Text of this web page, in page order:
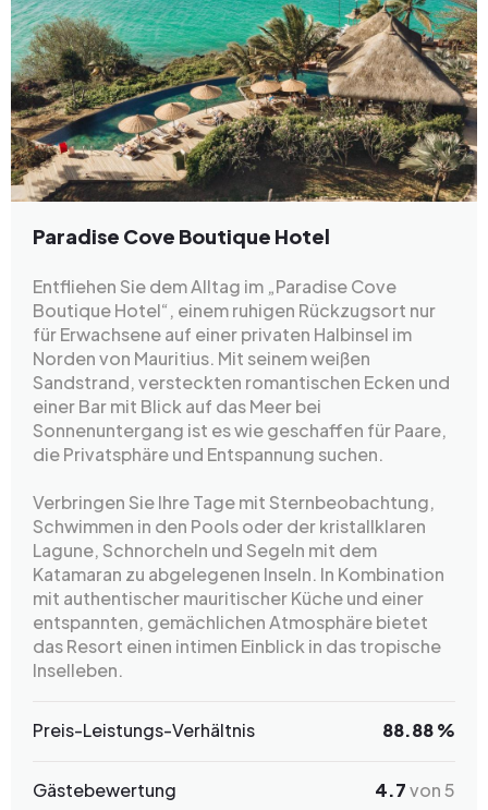
Paradise Cove Boutique Hotel
Entfliehen Sie dem Alltag im „Paradise Cove
Boutique Hotel“, einem ruhigen Rückzugsort nur
für Erwachsene auf einer privaten Halbinsel im
Norden von Mauritius. Mit seinem weißen
Sandstrand, versteckten romantischen Ecken und
einer Bar mit Blick auf das Meer bei
Sonnenuntergang ist es wie geschaffen für Paare,
die Privatsphäre und Entspannung suchen.
Verbringen Sie Ihre Tage mit Sternbeobachtung,
Schwimmen in den Pools oder der kristallklaren
Lagune, Schnorcheln und Segeln mit dem
Katamaran zu abgelegenen Inseln. In Kombination
mit authentischer mauritischer Küche und einer
entspannten, gemächlichen Atmosphäre bietet
das Resort einen intimen Einblick in das tropische
Inselleben.
Preis-Leistungs-Verhältnis 88.88 %
Gästebewertung 4.7von 5